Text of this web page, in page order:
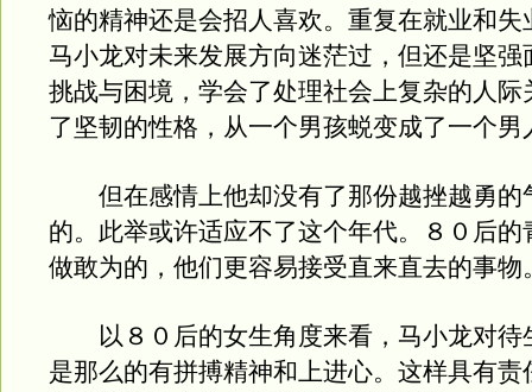
恼的精神还是会招人喜欢。重复在就业和失
马小龙对未来发展方向迷茫过，但还是坚强
挑战与困境，学会了处理社会上复杂的人际
了坚韧的性格，从一个男孩蜕变成了一个男
但在感情上他却没有了那份越挫越勇的
的。此举或许适应不了这个年代。８０后的
做敢为的，他们更容易接受直来直去的事物
以８０后的女生角度来看，马小龙对待
是那么的有拼搏精神和上进心。这样具有责